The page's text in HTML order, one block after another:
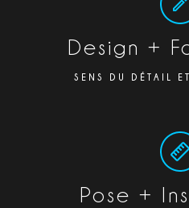
Design +
SENS DU DÉTAIL
Pose +